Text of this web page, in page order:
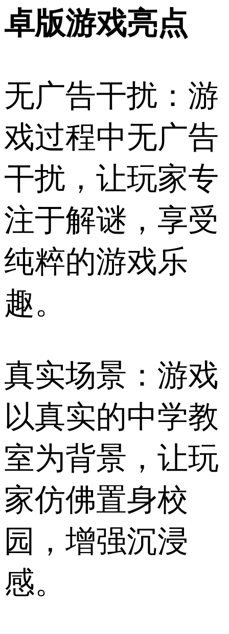
卓版游戏亮点
无广告干扰：游
戏过程中无广告
干扰，让玩家专
注于解谜，享受
纯粹的游戏乐
趣。
真实场景：游戏
以真实的中学教
室为背景，让玩
家仿佛置身校
园，增强沉浸
感。